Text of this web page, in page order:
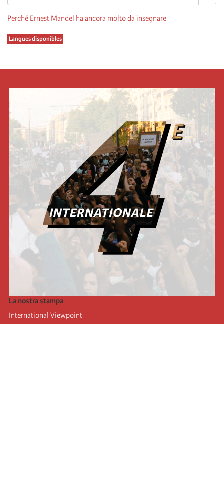
Perché Ernest Mandel ha ancora molto da insegnare
Langues disponibles
La nostra stampa
International Viewpoint